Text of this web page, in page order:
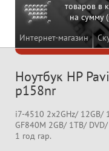
Интернет-магазин
товаров в
на сумму
Ноутбук HP
p158nr
i7-4510 2x2GHz/ 12GB/
GF840M 2GB/ 1TB/
1 год гар.